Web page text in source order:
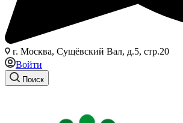
г. Москва, Сущёвский Вал, д.5, стр.20
Войти
Поиск